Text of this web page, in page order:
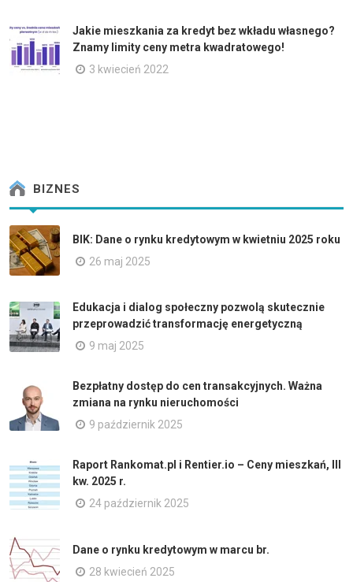
Jakie mieszkania za kredyt bez wkładu własnego?
Znamy limity ceny metra kwadratowego!
3 kwiecień 2022
BIZNES
BIK: Dane o rynku kredytowym w kwietniu 2025 roku
26 maj 2025
Edukacja i dialog społeczny pozwolą skutecznie
przeprowadzić transformację energetyczną
9 maj 2025
Bezpłatny dostęp do cen transakcyjnych. Ważna
zmiana na rynku nieruchomości
9 październik 2025
Raport Rankomat.pl i Rentier.io – Ceny mieszkań, III
kw. 2025 r.
24 październik 2025
Dane o rynku kredytowym w marcu br.
28 kwiecień 2025